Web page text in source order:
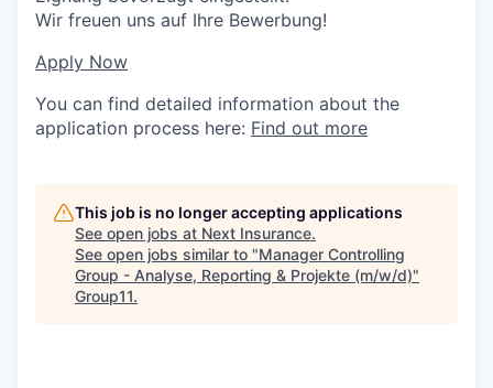
Wir freuen uns auf Ihre Bewerbung!
Apply Now
You can find detailed information about the
application process here: Find out more
This job is no longer accepting applications
See open jobs at Next Insurance.
See open jobs similar to "Manager Controlling
Group - Analyse, Reporting & Projekte (m/w/d)"
Group11.